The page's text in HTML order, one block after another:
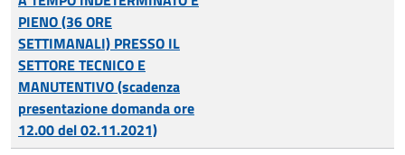
PIENO (36 ORE
SETTIMANALI) PRESSO IL
SETTORE TECNICO E
MANUTENTIVO (scadenza
presentazione domanda ore
12.00 del 02.11.2021)